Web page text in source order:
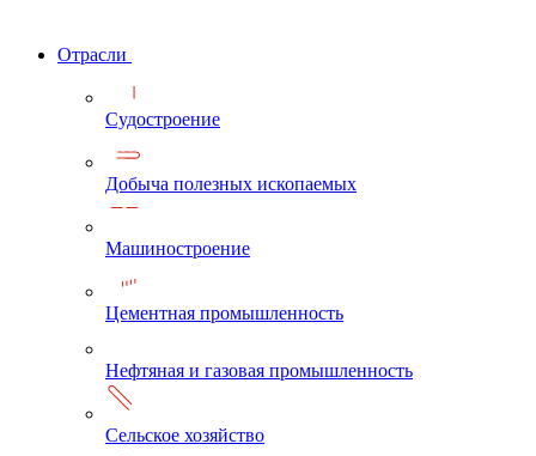
Отрасли
Судостроение
Добыча полезных ископаемых
Машиностроение
Цементная промышленность
Нефтяная и газовая промышленность
Сельское хозяйство